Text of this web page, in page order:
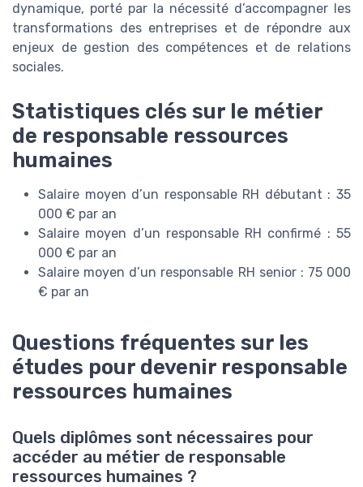
dynamique, porté par la nécessité d’accompagner les
transformations des entreprises et de répondre aux
enjeux de gestion des compétences et de relations
sociales.
Statistiques clés sur le métier
de responsable ressources
humaines
Salaire moyen d’un responsable RH débutant : 35
000 € par an
Salaire moyen d’un responsable RH confirmé : 55
000 € par an
Salaire moyen d’un responsable RH senior : 75 000
€ par an
Questions fréquentes sur les
études pour devenir responsable
ressources humaines
Quels diplômes sont nécessaires pour
accéder au métier de responsable
ressources humaines ?